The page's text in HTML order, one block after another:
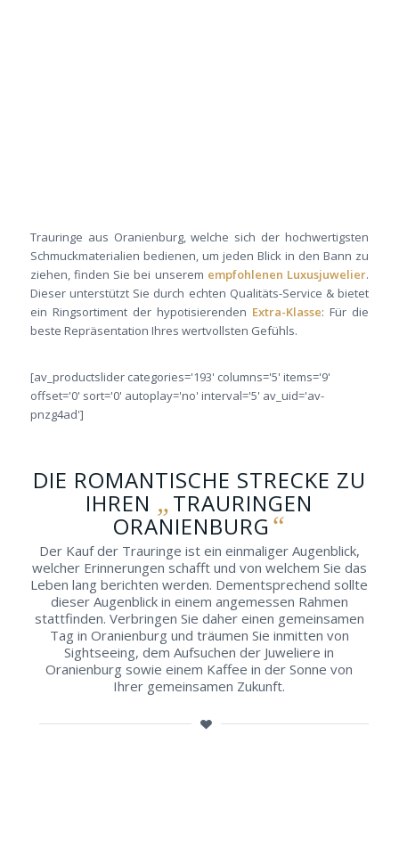
Trauringe aus Oranienburg, welche sich der hochwertigsten
Schmuckmaterialien bedienen, um jeden Blick in den Bann zu
ziehen, finden Sie bei unserem empfohlenen Luxusjuwelier.
Dieser unterstützt Sie durch echten Qualitäts-Service & bietet
ein Ringsortiment der hypotisierenden Extra-Klasse: Für die
beste Repräsentation Ihres wertvollsten Gefühls.
[av_productslider categories='193' columns='5' items='9'
offset='0' sort='0' autoplay='no' interval='5' av_uid='av-
pnzg4ad']
DIE ROMANTISCHE STRECKE ZU
IHREN „TRAURINGEN
ORANIENBURG “
Der Kauf der Trauringe ist ein einmaliger Augenblick,
welcher Erinnerungen schafft und von welchem Sie das
Leben lang berichten werden. Dementsprechend sollte
dieser Augenblick in einem angemessen Rahmen
stattfinden. Verbringen Sie daher einen gemeinsamen
Tag in Oranienburg und träumen Sie inmitten von
Sightseeing, dem Aufsuchen der Juweliere in
Oranienburg sowie einem Kaffee in der Sonne von
Ihrer gemeinsamen Zukunft.